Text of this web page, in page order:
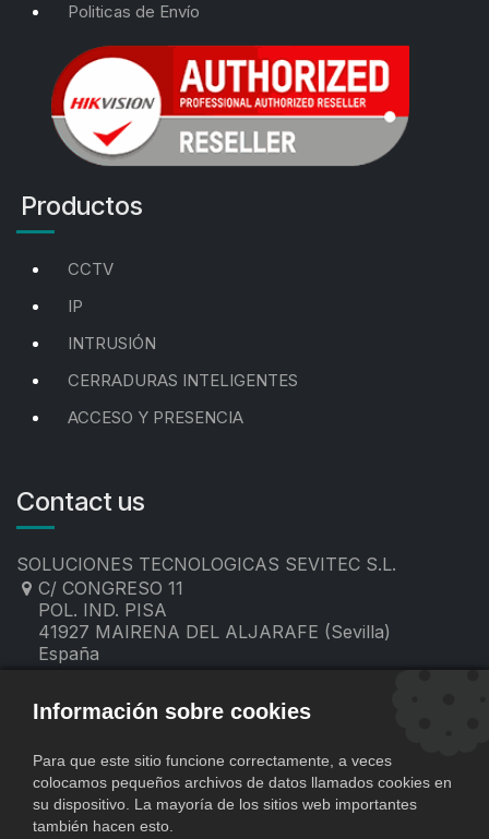
Politicas de Envío
Productos
CCTV
IP
INTRUSIÓN
CERRADURAS INTELIGENTES
ACCESO Y PRESENCIA
Contact us
SOLUCIONES TECNOLOGICAS SEVITEC S.L.
C/ CONGRESO 11
POL. IND. PISA
41927 MAIRENA DEL ALJARAFE (Sevilla)
España
contacto@sevitec.es
Información sobre cookies
Para que este sitio funcione correctamente, a veces
colocamos pequeños archivos de datos llamados cookies en
su dispositivo. La mayoría de los sitios web importantes
también hacen esto.